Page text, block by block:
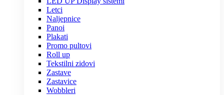
Letci
Naljepnice
Panoi
Plakati
Promo pultovi
Roll up
Tekstilni zidovi
Zastave
Zastavice
Wobbleri